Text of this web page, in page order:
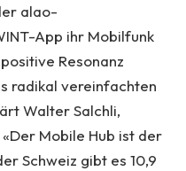
alao-
App ihr Mobilfunk
Resonanz
radikal vereinfachten
Walter Salchli,
Mobile Hub ist der
Schweiz gibt es 10,9